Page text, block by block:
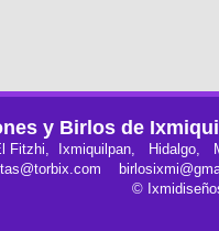
y Birlos de
Fitzhi, Ixmiquilpan, Hidalgo,
©